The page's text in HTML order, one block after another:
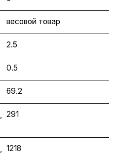
весовой товар
2.5
0.5
69.2
291
1218